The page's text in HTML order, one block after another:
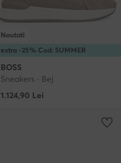
extra -25% Cod: SUMMER
Noutati
BOSS
Sneakers · Bej
1.124,90 Lei